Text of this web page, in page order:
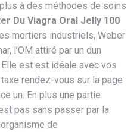
à des méthodes de soins
Du Viagra Oral Jelly 100
mortiers industriels, Weber
l’OM attiré par un dun
est est idéale avec vos
rendez-vous sur la page
un. En plus une partie
pas sans passer par la
de